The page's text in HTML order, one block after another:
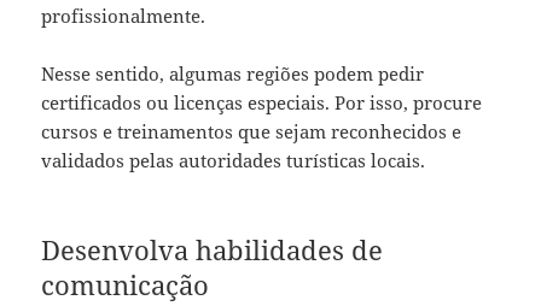
profissionalmente.
Nesse sentido, algumas regiões podem pedir
certificados ou licenças especiais. Por isso, procure
cursos e treinamentos que sejam reconhecidos e
validados pelas autoridades turísticas locais.
Desenvolva habilidades de
comunicação